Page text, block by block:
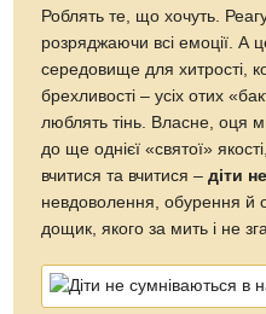
Роблять те, що хочуть.
розряджаючи всі емоції. А
середовище для хитрості,
брехливості – усіх отих
люблять тінь. Власне, оця
до ще однієї «святої»
вчитися та вчитися –діти
невдоволення, обурення й
дощик, якого за мить і не